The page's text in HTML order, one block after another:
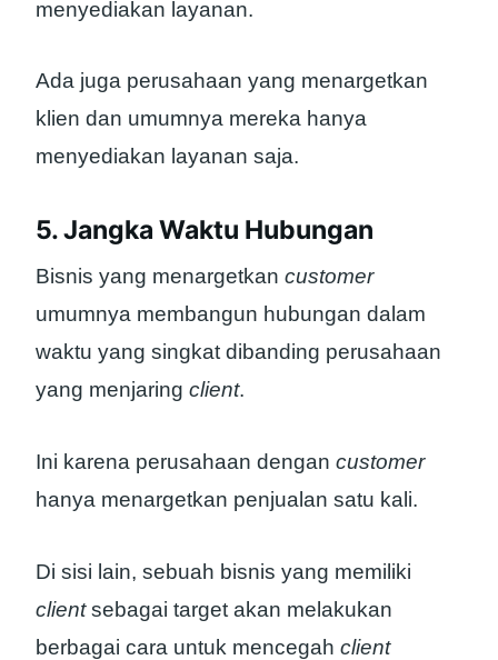
menyediakan layanan.
Ada juga perusahaan yang menargetkan
klien dan umumnya mereka hanya
menyediakan layanan saja.
5. Jangka Waktu Hubungan
Bisnis yang menargetkan customer
umumnya membangun hubungan dalam
waktu yang singkat dibanding perusahaan
yang menjaring client.
Ini karena perusahaan dengan customer
hanya menargetkan penjualan satu kali.
Di sisi lain, sebuah bisnis yang memiliki
clientsebagai target akan melakukan
berbagai cara untuk mencegah client